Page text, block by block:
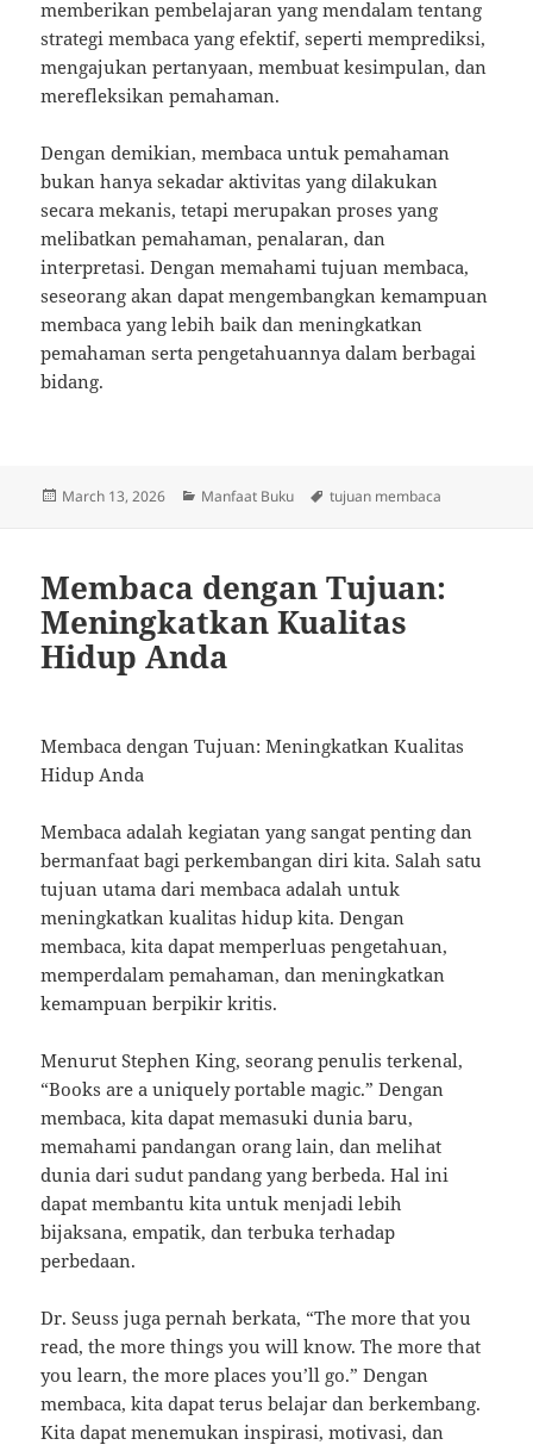
memberikan pembelajaran yang mendalam tentang
strategi membaca yang efektif, seperti memprediksi,
mengajukan pertanyaan, membuat kesimpulan, dan
merefleksikan pemahaman.
Dengan demikian, membaca untuk pemahaman
bukan hanya sekadar aktivitas yang dilakukan
secara mekanis, tetapi merupakan proses yang
melibatkan pemahaman, penalaran, dan
interpretasi. Dengan memahami tujuan membaca,
seseorang akan dapat mengembangkan kemampuan
membaca yang lebih baik dan meningkatkan
pemahaman serta pengetahuannya dalam berbagai
bidang.
Posted
March 13, 2026 Categories
Manfaat Buku Tags
tujuan membaca
Membaca dengan Tujuan:
Meningkatkan Kualitas
Hidup Anda
Membaca dengan Tujuan: Meningkatkan Kualitas
Hidup Anda
Membaca adalah kegiatan yang sangat penting dan
bermanfaat bagi perkembangan diri kita. Salah satu
tujuan utama dari membaca adalah untuk
meningkatkan kualitas hidup kita. Dengan
membaca, kita dapat memperluas pengetahuan,
memperdalam pemahaman, dan meningkatkan
kemampuan berpikir kritis.
Menurut Stephen King, seorang penulis terkenal,
“Books are a uniquely portable magic.” Dengan
membaca, kita dapat memasuki dunia baru,
memahami pandangan orang lain, dan melihat
dunia dari sudut pandang yang berbeda. Hal ini
dapat membantu kita untuk menjadi lebih
bijaksana, empatik, dan terbuka terhadap
perbedaan.
Dr. Seuss juga pernah berkata, “The more that you
read, the more things you will know. The more that
you learn, the more places you’ll go.” Dengan
membaca, kita dapat terus belajar dan berkembang.
Kita dapat menemukan inspirasi, motivasi, dan